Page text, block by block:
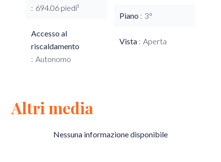
694.06 piedi²
Accesso al
riscaldamento
Autonomo
Piano 3°
Vista Aperta
Altri media
Nessuna informazione disponibile